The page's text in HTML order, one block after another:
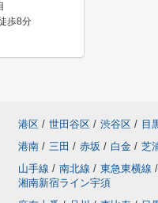
歩8分
港区 / 世田谷区 / 渋谷区 / 目
港南 / 三田 / 赤坂 / 白金 / 芝
山手線 / 南北線 / 東急東横線 /
湘南新宿ライン宇須